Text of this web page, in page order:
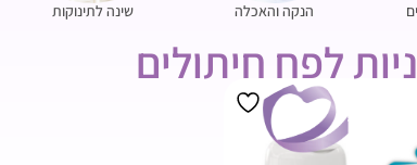
הנקה והאכלה שינה לתינוקות
לפח חיתולים
מבצע!